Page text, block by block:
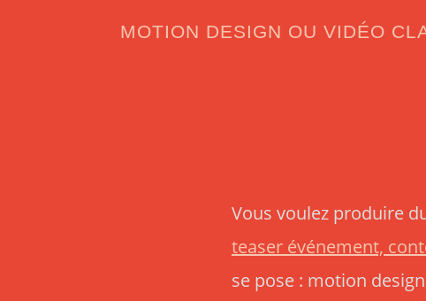
MOTION DESIGN OU VIDÉO
Vous voulez produire
teaser événement,
se pose : motion